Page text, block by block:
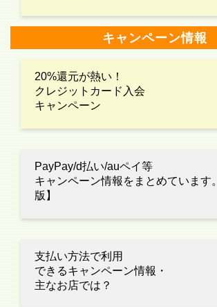
キャンペーン情報
20%還元が熱い！
クレジットカード入会
キャンペーン
PayPay/d払い/auペイ等
キャンペーン情報をまとめています
版】
支払い方法で利用
できるキャンペーン情報・
主なお店では？